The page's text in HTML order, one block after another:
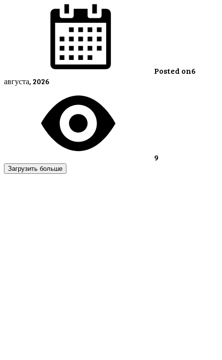
Posted on6
августа, 2026
9
Загрузить больше